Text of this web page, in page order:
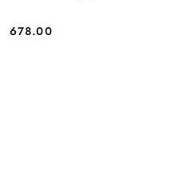
Cena:
678.00